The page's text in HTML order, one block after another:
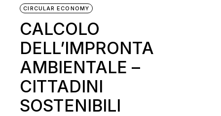
CIRCULAR ECONOMY
CALCOLO
DELL’IMPRONTA
AMBIENTALE –
CITTADINI
SOSTENIBILI